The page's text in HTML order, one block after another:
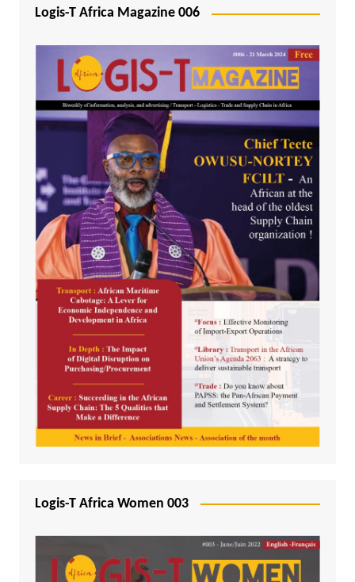
Logis-T Africa Magazine 006
Logis-T Africa Women 003